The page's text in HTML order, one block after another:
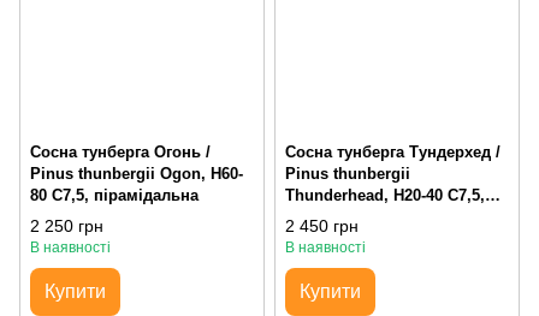
Сосна тунберга Огонь /
Pinus thunbergii Ogon, H60-
80 С7,5, пірамідальна
2 250 грн
В наявності
Купити
Сосна тунберга Тундерхед /
Pinus thunbergii
Thunderhead, H20-40 С7,5,
пірамідальна
2 450 грн
В наявності
Купити